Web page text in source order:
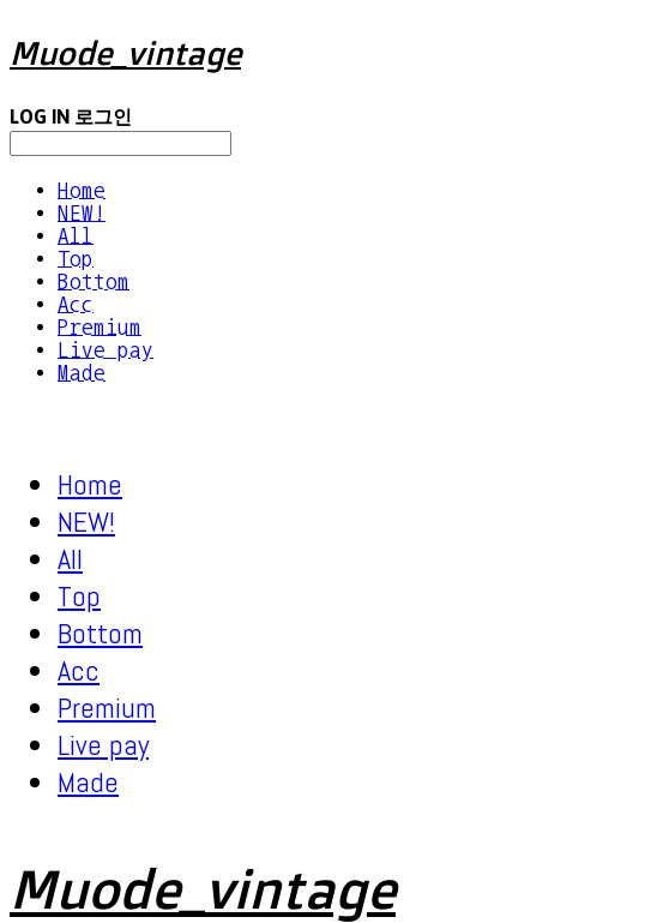
Muode_vintage
LOG IN 로그인
Home
NEW!
All
Top
Bottom
Acc
Premium
Live pay
Made
Home
NEW!
All
Top
Bottom
Acc
Premium
Live pay
Made
Muode_vintage